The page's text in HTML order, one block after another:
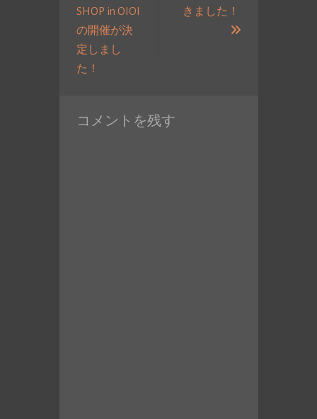
SHOP in OIOI
の開催が決
定しまし
た！
投
きました！
次
コメントを残す